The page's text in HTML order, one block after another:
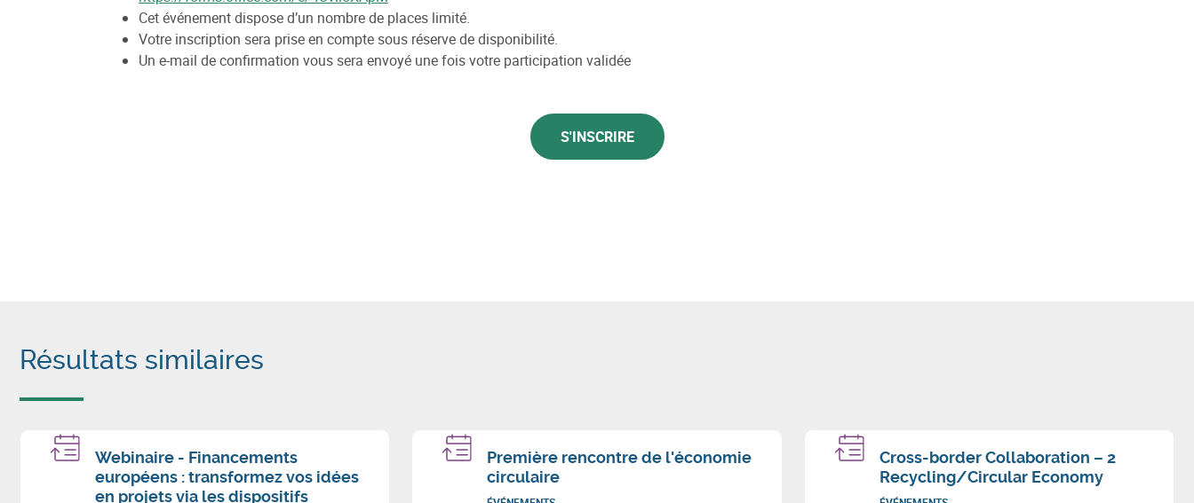
Cet événement dispose d’un nombre de places limité.
Votre inscription sera prise en compte sous réserve de disponibilité.
Un e-mail de confirmation vous sera envoyé une fois votre participation validée
S'INSCRIRE
Résultats similaires
Webinaire - Financements
européens : transformez vos idées
en projets via les dispositifs
Première rencontre de l'économie
circulaire
Cross-border Collaboration – 2
Recycling/Circular Economy